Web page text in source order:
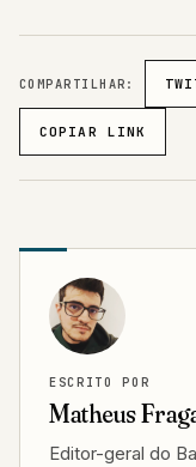
COMPARTILHAR:
COPIAR LINK
ESCRITO POR
Matheus
Editor-geral do